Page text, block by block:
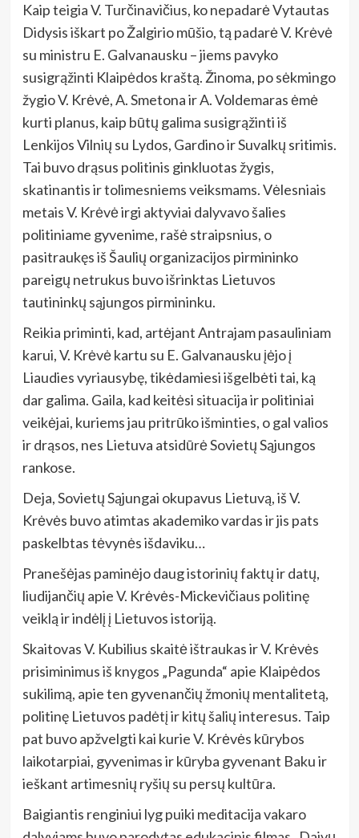
Kaip teigia V. Turčinavičius, ko nepadarė Vytautas
Didysis iškart po Žalgirio mūšio, tą padarė V. Krėvė
su ministru E. Galvanausku – jiems pavyko
susigrąžinti Klaipėdos kraštą. Žinoma, po sėkmingo
žygio V. Krėvė, A. Smetona ir A. Voldemaras ėmė
kurti planus, kaip būtų galima susigrąžinti iš
Lenkijos Vilnių su Lydos, Gardino ir Suvalkų sritimis.
Tai buvo drąsus politinis ginkluotas žygis,
skatinantis ir tolimesniems veiksmams. Vėlesniais
metais V. Krėvė irgi aktyviai dalyvavo šalies
politiniame gyvenime, rašė straipsnius, o
pasitraukęs iš Šaulių organizacijos pirmininko
pareigų netrukus buvo išrinktas Lietuvos
tautininkų sąjungos pirmininku.
Reikia priminti, kad, artėjant Antrajam pasauliniam
karui, V. Krėvė kartu su E. Galvanausku įėjo į
Liaudies vyriausybę, tikėdamiesi išgelbėti tai, ką
dar galima. Gaila, kad keitėsi situacija ir politiniai
veikėjai, kuriems jau pritrūko išminties, o gal valios
ir drąsos, nes Lietuva atsidūrė Sovietų Sąjungos
rankose.
Deja, Sovietų Sąjungai okupavus Lietuvą, iš V.
Krėvės buvo atimtas akademiko vardas ir jis pats
paskelbtas tėvynės išdaviku…
Pranešėjas paminėjo daug istorinių faktų ir datų,
liudijančių apie V. Krėvės-Mickevičiaus politinę
veiklą ir indėlį į Lietuvos istoriją.
Skaitovas V. Kubilius skaitė ištraukas ir V. Krėvės
prisiminimus iš knygos „Pagunda“ apie Klaipėdos
sukilimą, apie ten gyvenančių žmonių mentalitetą,
politinę Lietuvos padėtį ir kitų šalių interesus. Taip
pat buvo apžvelgti kai kurie V. Krėvės kūrybos
laikotarpiai, gyvenimas ir kūryba gyvenant Baku ir
ieškant artimesnių ryšių su persų kultūra.
Baigiantis renginiui lyg puiki meditacija vakaro